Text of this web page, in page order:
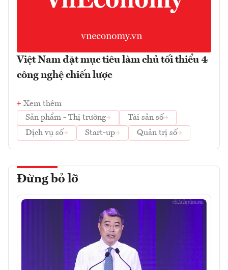
Việt Nam đặt mục tiêu làm chủ tối thiểu 4
công nghệ chiến lược
Xem thêm
Sản phẩm - Thị trường
Tài sản số
Dịch vụ số
Start-up Quản trị số
Đừng bỏ lỡ